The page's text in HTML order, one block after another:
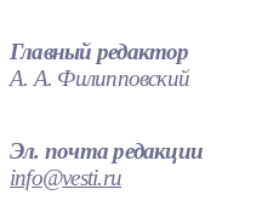
Главный редактор
А. А. Филипповский
Эл. почта редакции
info@vesti.ru